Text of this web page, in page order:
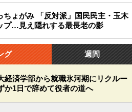
ちょがみ 「反対派」国民民主・玉木
プ…見え隠れする最長老の影
グ 週間
経済学部から就職氷河期にリクルー
か1日で辞めて役者の道へ